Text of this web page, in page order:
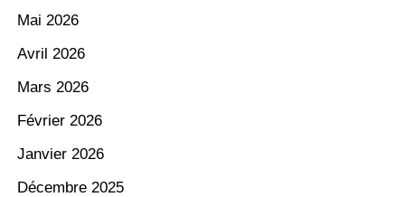
Mai 2026
Avril 2026
Mars 2026
Février 2026
Janvier 2026
Décembre 2025